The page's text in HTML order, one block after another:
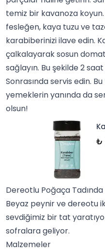
temiz bir kavanoza
fesleğen, kaya tuzu ve
karabiberinizi ilave edin.
çalkalayarak sosun
sağlayın. Bu şekilde 2
Sonrasında servis edin.
yemeklerin yanında da
olsun!
₺
Dereotlu Poğaça Tadında
Beyaz peynir ve dereotu
sevdiğimiz bir tat
sofralara geliyor.
Malzemeler